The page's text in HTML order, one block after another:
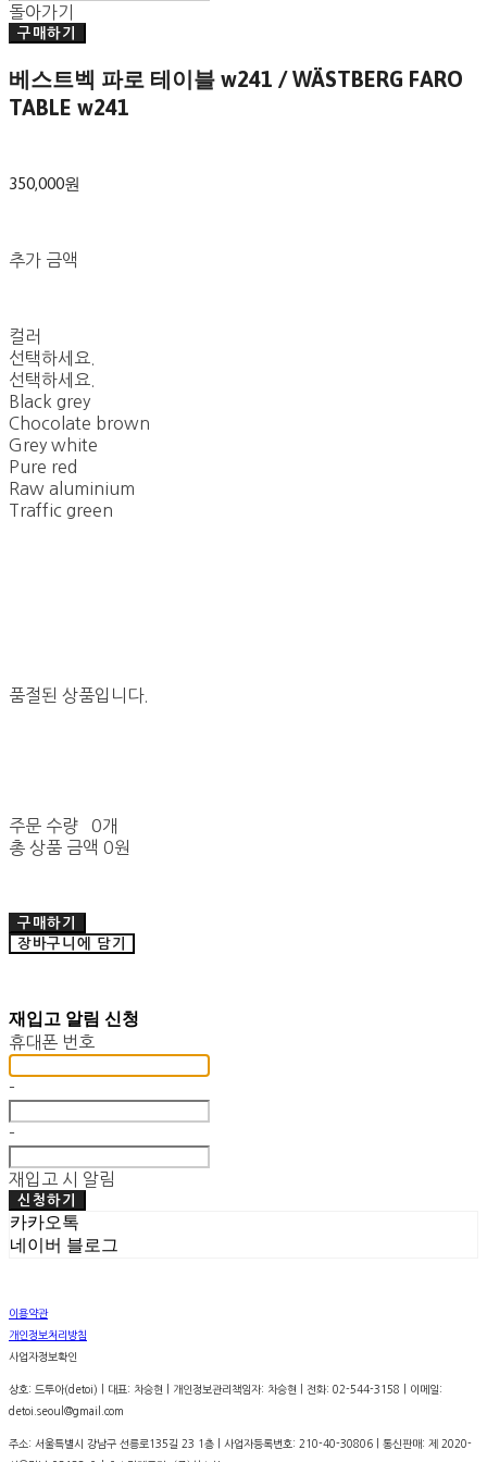
돌아가기
구매하기
베스트벡 파로 테이블 w241 / WÄSTBERG FARO
TABLE w241
350,000원
추가 금액
컬러
선택하세요.
선택하세요.
Black grey
Chocolate brown
Grey white
Pure red
Raw aluminium
Traffic green
품절된 상품입니다.
주문 수량
0개
총 상품 금액 0원
구매하기
장바구니에 담기
재입고 알림 신청
휴대폰 번호
-
-
재입고 시 알림
신청하기
카카오톡
네이버 블로그
이용약관
개인정보처리방침
사업자정보확인
상호: 드투아(detoi) | 대표: 차승현 | 개인정보관리책임자: 차승현 | 전화: 02-544-3158 | 이메일:
detoi.seoul@gmail.com
주소: 서울특별시 강남구 선릉로135길 23 1층 | 사업자등록번호: 210-40-30806 | 통신판매: 제 2020-